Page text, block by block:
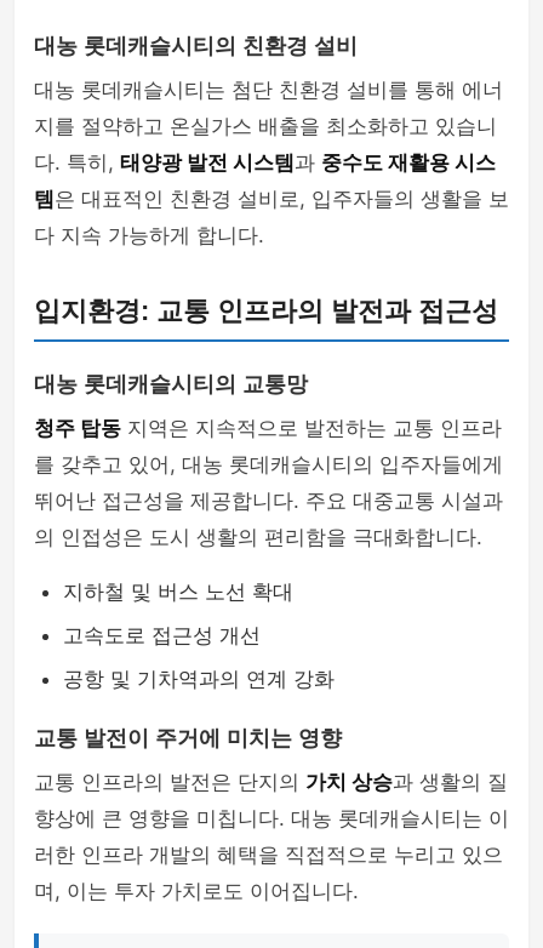
대농 롯데캐슬시티의 친환경 설비
대농 롯데캐슬시티는 첨단 친환경 설비를 통해 에너
지를 절약하고 온실가스 배출을 최소화하고 있습니
다. 특히, 태양광 발전 시스템 과 중수도 재활용 시스
템 은 대표적인 친환경 설비로, 입주자들의 생활을 보
다 지속 가능하게 합니다.
입지환경: 교통 인프라의 발전과 접근성
대농 롯데캐슬시티의 교통망
청주 탑동 지역은 지속적으로 발전하는 교통 인프라
를 갖추고 있어, 대농 롯데캐슬시티의 입주자들에게
뛰어난 접근성을 제공합니다. 주요 대중교통 시설과
의 인접성은 도시 생활의 편리함을 극대화합니다.
지하철 및 버스 노선 확대
고속도로 접근성 개선
공항 및 기차역과의 연계 강화
교통 발전이 주거에 미치는 영향
교통 인프라의 발전은 단지의 가치 상승과 생활의 질
향상에 큰 영향을 미칩니다. 대농 롯데캐슬시티는 이
러한 인프라 개발의 혜택을 직접적으로 누리고 있으
며, 이는 투자 가치로도 이어집니다.